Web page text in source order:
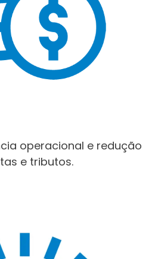
operacional e redução
e tributos.